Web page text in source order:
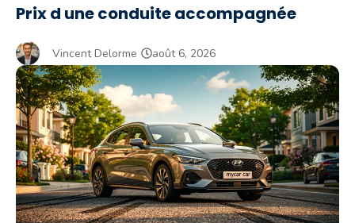
Prix d une conduite accompagnée
Vincent Delorme août 6, 2026